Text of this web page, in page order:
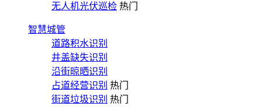
无人机光伏巡检 热门
智慧城管
道路积水识别
井盖缺失识别
沿街晾晒识别
占道经营识别 热门
街道垃圾识别 热门